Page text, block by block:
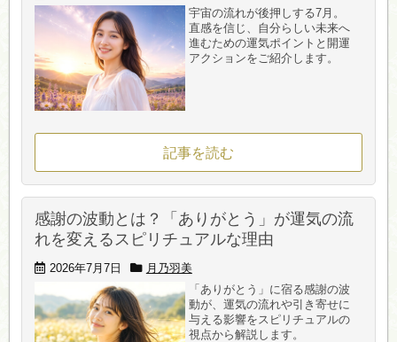
宇宙の流れが後押しする7月。
直感を信じ、自分らしい未来へ
進むための運気ポイントと開運
アクションをご紹介します。
記事を読む
感謝の波動とは？「ありがとう」が運気の流
れを変えるスピリチュアルな理由
2026年7月7日
月乃羽美
「ありがとう」に宿る感謝の波
動が、運気の流れや引き寄せに
与える影響をスピリチュアルの
視点から解説します。